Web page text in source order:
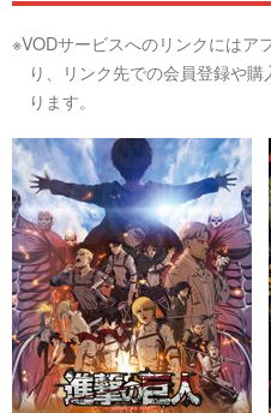
※VODサービスへのリンクにはア
り、リンク先での会員登録や
ります。